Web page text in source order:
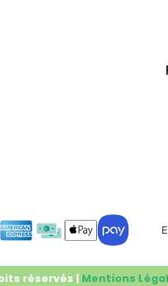
réservés | Mentions